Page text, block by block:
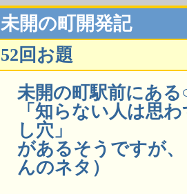
未開の町開発記
52回お題
未開の町駅前にあ
「知らない人は思
し穴」
があるそうですが
んのネタ）